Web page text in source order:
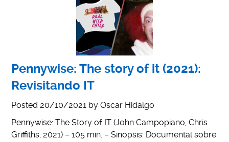
Pennywise: The story of it (2021):
Revisitando IT
Posted 20/10/2021 byOscar Hidalgo
Pennywise: The Story of IT (John Campopiano, Chris
Griffiths, 2021) – 105 min. – Sinopsis: Documental sobre